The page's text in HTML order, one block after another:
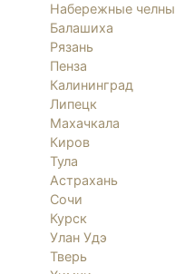
Набережные челны
Балашиха
Рязань
Пенза
Калининград
Липецк
Махачкала
Киров
Тула
Астрахань
Сочи
Курск
Улан Удэ
Тверь